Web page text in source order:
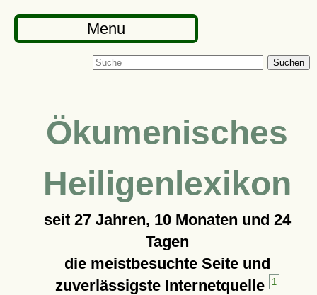
Menu
Suchen
Ökumenisches
Heiligenlexikon
seit 27 Jahren, 10 Monaten und 24
Tagen
die meistbesuchte Seite und
zuverlässigste Internetquelle
1